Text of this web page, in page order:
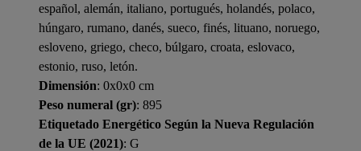
español, alemán, italiano, portugués, holandés, polaco,
húngaro, rumano, danés, sueco, finés, lituano, noruego,
esloveno, griego, checo, búlgaro, croata, eslovaco,
estonio, ruso, letón.
Dimensión: 0x0x0 cm
Peso numeral (gr): 895
Etiquetado Energético Según la Nueva Regulación
de la UE (2021): G